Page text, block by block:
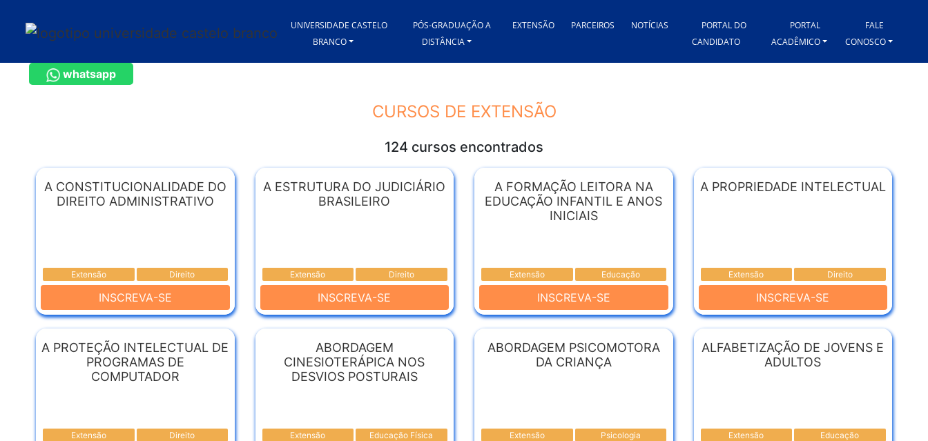
UNIVERSIDADE CASTELO
BRANCO
PÓS-GRADUAÇÃO A
DISTÂNCIA
EXTENSÃO PARCEIROS NOTÍCIAS
PORTAL DO
CANDIDATO
PORTAL
ACADÊMICO
FALE
CONOSCO
whatsapp
CURSOS DE EXTENSÃO
124 cursos encontrados
A CONSTITUCIONALIDADE DO
DIREITO ADMINISTRATIVO
Extensão Direito
INSCREVA-SE
A ESTRUTURA DO JUDICIÁRIO
BRASILEIRO
Extensão Direito
INSCREVA-SE
A FORMAÇÃO LEITORA NA
EDUCAÇÃO INFANTIL E ANOS
INICIAIS
Extensão Educação
INSCREVA-SE
A PROPRIEDADE INTELECTUAL
Extensão Direito
INSCREVA-SE
A PROTEÇÃO INTELECTUAL DE
PROGRAMAS DE
COMPUTADOR
Extensão Direito
ABORDAGEM
CINESIOTERÁPICA NOS
DESVIOS POSTURAIS
Extensão Educação Física
ABORDAGEM PSICOMOTORA
DA CRIANÇA
Extensão Psicologia
ALFABETIZAÇÃO DE JOVENS E
ADULTOS
Extensão Educação